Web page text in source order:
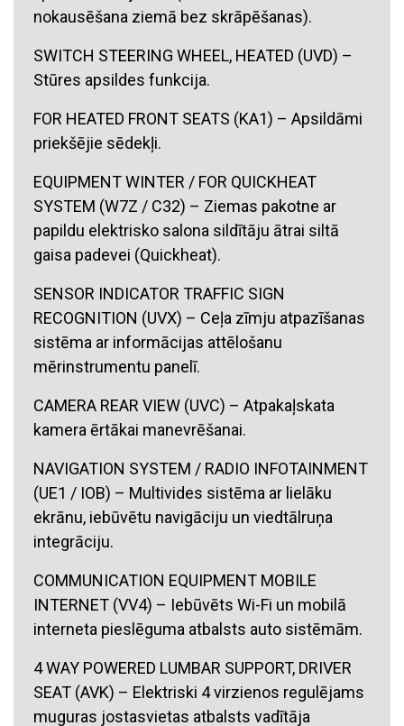
nokausēšana ziemā bez skrāpēšanas).
SWITCH STEERING WHEEL, HEATED (UVD) –
Stūres apsildes funkcija.
FOR HEATED FRONT SEATS (KA1) – Apsildāmi
priekšējie sēdekļi.
EQUIPMENT WINTER / FOR QUICKHEAT
SYSTEM (W7Z / C32) – Ziemas pakotne ar
papildu elektrisko salona sildītāju ātrai siltā
gaisa padevei (Quickheat).
SENSOR INDICATOR TRAFFIC SIGN
RECOGNITION (UVX) – Ceļa zīmju atpazīšanas
sistēma ar informācijas attēlošanu
mērinstrumentu panelī.
CAMERA REAR VIEW (UVC) – Atpakaļskata
kamera ērtākai manevrēšanai.
NAVIGATION SYSTEM / RADIO INFOTAINMENT
(UE1 / IOB) – Multivides sistēma ar lielāku
ekrānu, iebūvētu navigāciju un viedtālruņa
integrāciju.
COMMUNICATION EQUIPMENT MOBILE
INTERNET (VV4) – Iebūvēts Wi-Fi un mobilā
interneta pieslēguma atbalsts auto sistēmām.
4 WAY POWERED LUMBAR SUPPORT, DRIVER
SEAT (AVK) – Elektriski 4 virzienos regulējams
muguras jostasvietas atbalsts vadītāja